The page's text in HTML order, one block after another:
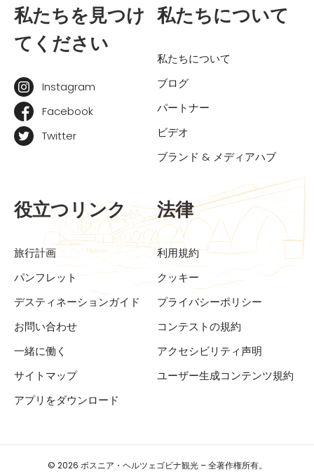
私たちを見つけ
てください
Instagram
Facebook
Twitter
私たちについて
私たちについて
ブログ
パートナー
ビデオ
ブランド & メディアハブ
役立つリンク
旅行計画
パンフレット
デスティネーションガイド
お問い合わせ
一緒に働く
サイトマップ
アプリをダウンロード
法律
利用規約
クッキー
プライバシーポリシー
コンテストの規約
アクセシビリティ声明
ユーザー生成コンテンツ規約
© 2026 ボスニア・ヘルツェゴビナ観光 – 全著作権所有。